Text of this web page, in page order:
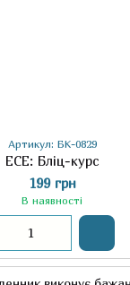
Артикул: БК-0829
ЕСЕ: Бліц-курс
199 грн
В наявності